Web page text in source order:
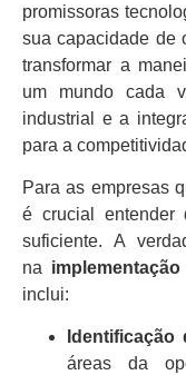
promissoras
sua capacidade de
transformar a
um mundo cada
industrial e a
para a
Para as empresas
é crucial
suficiente. A
na
inclui:
Identificação
áreas da